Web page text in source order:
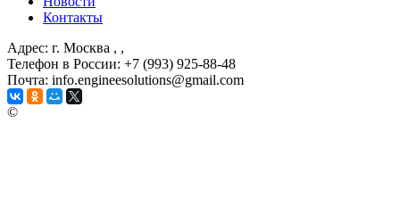
Контакты
Адрес: г. Москва , ,
Телефон в России: +7 (993) 925-88-48
Почта: info.engineesolutions@gmail.com
©